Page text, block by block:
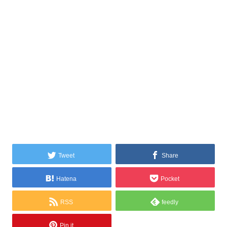
Tweet Share
Hatena Pocket
RSS feedly